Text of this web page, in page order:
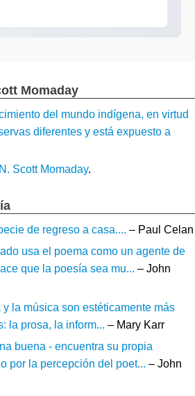
Momaday
del mundo indígena, en virtud
diferentes y está expuesto a
Scott Momaday.
de regreso a casa.... – Paul Celan
usa el poema como un agente de
que la poesía sea mu... – John
la música son estéticamente más
la prosa, la inform... – Mary Karr
buena - encuentra su propia
por la percepción del poet... – John